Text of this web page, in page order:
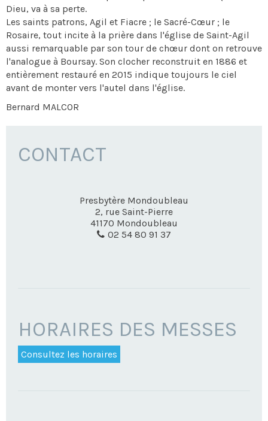
Dieu, va à sa perte.
Les saints patrons, Agil et Fiacre ; le Sacré-Cœur ; le
Rosaire, tout incite à la prière dans l'église de Saint-Agil
aussi remarquable par son tour de chœur dont on retrouve
l'analogue à Boursay. Son clocher reconstruit en 1886 et
entièrement restauré en 2015 indique toujours le ciel
avant de monter vers l'autel dans l'église.
Bernard MALCOR
CONTACT
Presbytère Mondoubleau
2, rue Saint-Pierre
41170 Mondoubleau
02 54 80 91 37
HORAIRES DES MESSES
Consultez les horaires